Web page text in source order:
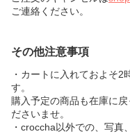
ご連絡ください。
その他注意事項
・カートに入れておよそ2
す。
購入予定の商品も在庫に
ださいませ。
・croccha以外での、写真